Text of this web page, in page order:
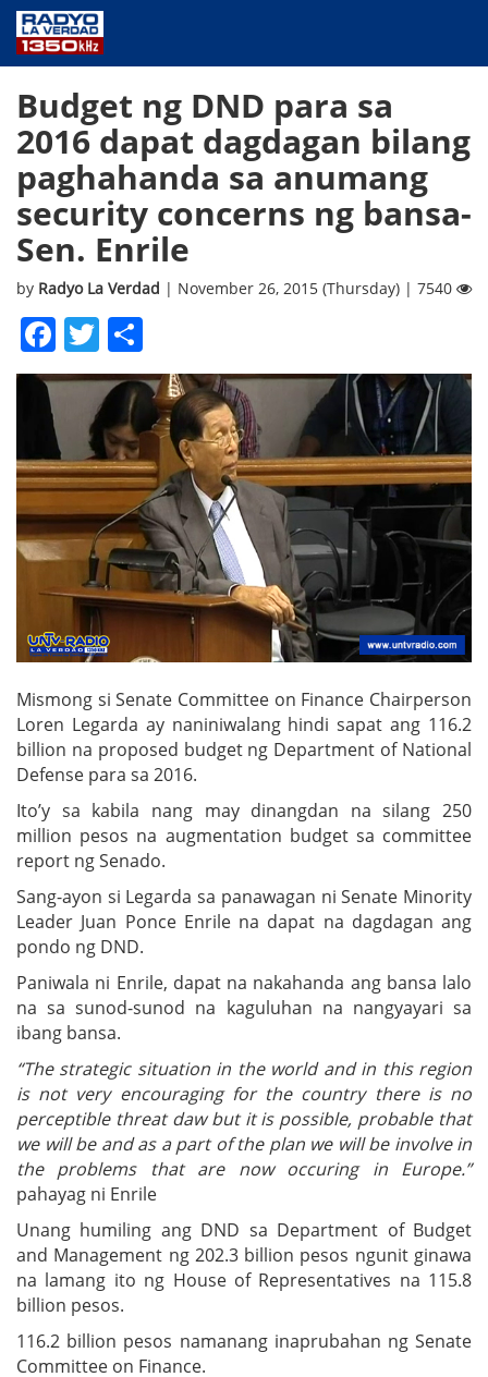
PUBLIC SERVICE
ANNOUNCEMENTS
PROGRAMS
ABOUT
CONTACT US
Budget ng DND para sa
2016 dapat dagdagan bilang
paghahanda sa anumang
security concerns ng bansa-
Sen. Enrile
by Radyo La Verdad | November 26, 2015 (Thursday) | 7540
Facebook
Twitter
Mismong si Senate Committee on Finance Chairperson
Loren Legarda ay naniniwalang hindi sapat ang 116.2
billion na proposed budget ng Department of National
Defense para sa 2016.
Ito’y sa kabila nang may dinangdan na silang 250
million pesos na augmentation budget sa committee
report ng Senado.
Sang-ayon si Legarda sa panawagan ni Senate Minority
Leader Juan Ponce Enrile na dapat na dagdagan ang
pondo ng DND.
Paniwala ni Enrile, dapat na nakahanda ang bansa lalo
na sa sunod-sunod na kaguluhan na nangyayari sa
ibang bansa.
“The strategic situation in the world and in this region
is not very encouraging for the country there is no
perceptible threat daw but it is possible, probable that
we will be and as a part of the plan we will be involve in
the problems that are now occuring in Europe.”
pahayag ni Enrile
Unang humiling ang DND sa Department of Budget
and Management ng 202.3 billion pesos ngunit ginawa
na lamang ito ng House of Representatives na 115.8
billion pesos.
116.2 billion pesos namanang inaprubahan ng Senate
Committee on Finance.